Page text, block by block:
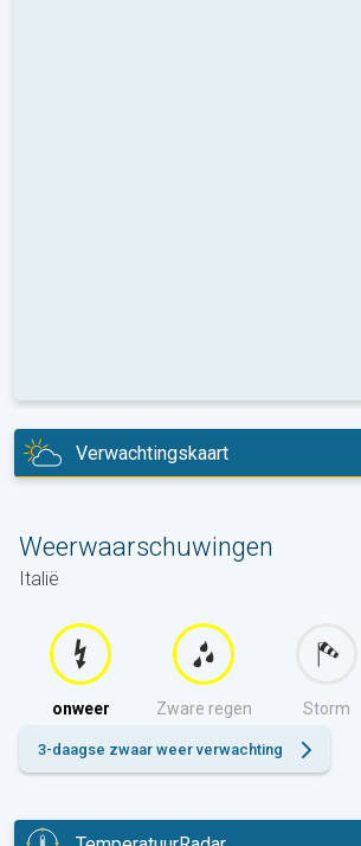
Verwachtingskaart
Weerwaarschuwingen
Italië
onweer Zware regen Storm
3-daagse zwaar weer verwachting